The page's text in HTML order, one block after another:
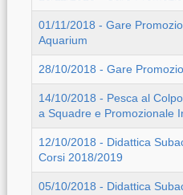
01/11/2018 - Gare
Aquarium
28/10/2018 - Gare
14/10/2018 - Pesca al
a Squadre e Promozionale
12/10/2018 - Didattica
Corsi 2018/2019
05/10/2018 - Didattica